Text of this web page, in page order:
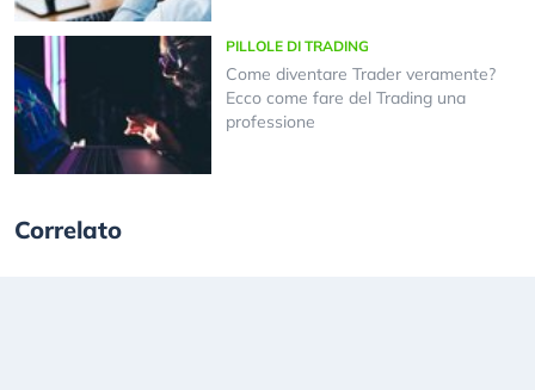
PILLOLE DI TRADING
Come diventare Trader veramente?
Ecco come fare del Trading una
professione
Correlato